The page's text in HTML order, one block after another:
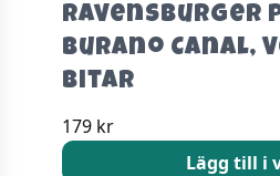
Ravensburger
Burano Canal,
bitar
179 kr
Lägg till i